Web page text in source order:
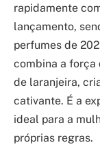
rapidamente
lançamento,
perfumes de
combina a força
de laranjeira,
cativante. É a
ideal para a
próprias regras.